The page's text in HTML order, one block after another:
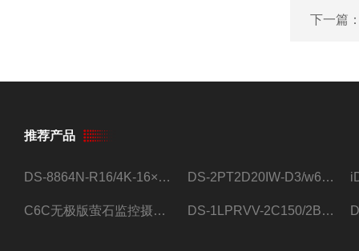
下一篇
推荐产品
DS-8864N-R16/4K-16×4T/希捷16盘位录像机 DS-2PT2D20IW-D3/w64路高清硬盘录像机
C6C无极版萤石监控摄像头 DS-1LPRVV-2C150/2B监控室外夜视高清电源线护套线200米/卷